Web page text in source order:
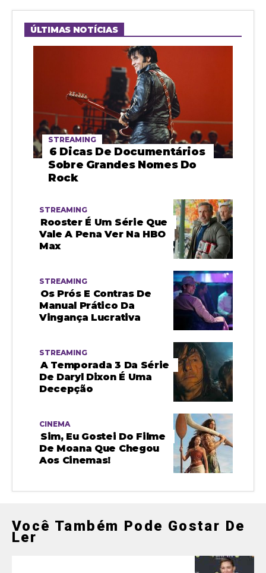
ÚLTIMAS NOTÍCIAS
STREAMING
6 Dicas De Documentários
Sobre Grandes Nomes Do
Rock
STREAMING
Rooster É Um Série Que
Vale A Pena Ver Na HBO
Max
STREAMING
Os Prós E Contras De
Manual Prático Da
Vingança Lucrativa
STREAMING
A Temporada 3 Da Série
De Daryl Dixon É Uma
Decepção
CINEMA
Sim, Eu Gostei Do Filme
De Moana Que Chegou
Aos Cinemas!
Você Também Pode Gostar De
Ler